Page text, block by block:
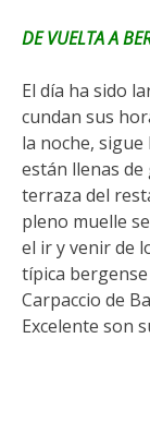
DE VUELTA A
El día ha sido
cundan sus
la noche,
están llenas de
terraza del
pleno muelle
el ir y venir de
típica
Carpaccio de
Excelente son